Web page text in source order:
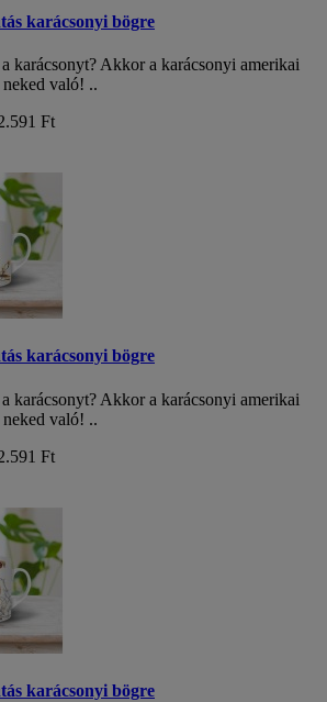
karácsonyi bögre
karácsonyt? Akkor a karácsonyi amerikai
való! ..
Ft
karácsonyi bögre
karácsonyt? Akkor a karácsonyi amerikai
való! ..
Ft
karácsonyi bögre